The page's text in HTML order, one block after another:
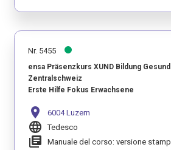
Nr. 5455
ensa Präsenzkurs XUND Bildung
Zentralschweiz
Erste Hilfe Fokus Erwachsene
location_on 6004 Luzern
language Tedesco
library_books Manuale del corso: versione